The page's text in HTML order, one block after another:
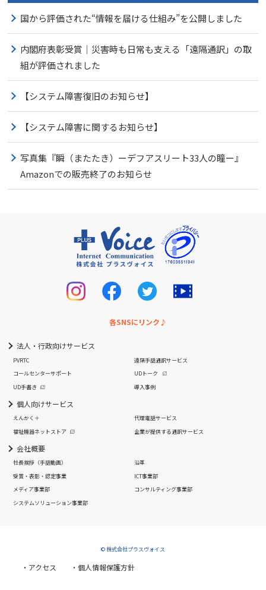
国から評価された“情報を届ける仕組み”を公開しました
内閣府表彰受賞｜災害時も日常も支える「遠隔通訳」の取
組が評価されました
【システム障害復旧のお知らせ】
【システム障害に関するお知らせ】
写真集『瞬（またたき）ーデフアスリート33人の瞳ー』
Amazonでの販売終了のお知らせ
各SNSにリンク♪
法人・行政向けサービス
PVRTC
遠隔手話通訳サービス
コールセンターサポート
UDトーク
UD手書き
導入事例
個人向けサービス
えんかく＋
代理電話サービス
福祉機器ネットストア
企業が提供する通訳サービス
会社概要
社長挨拶 （手話動画）
沿革
受賞・表彰・認定事業
ICT事業部
メディア事業部
コンサルティング事業部
システムソリューション事業部
© 株式会社プラスヴォイス
・アクセス ・個人情報保護方針